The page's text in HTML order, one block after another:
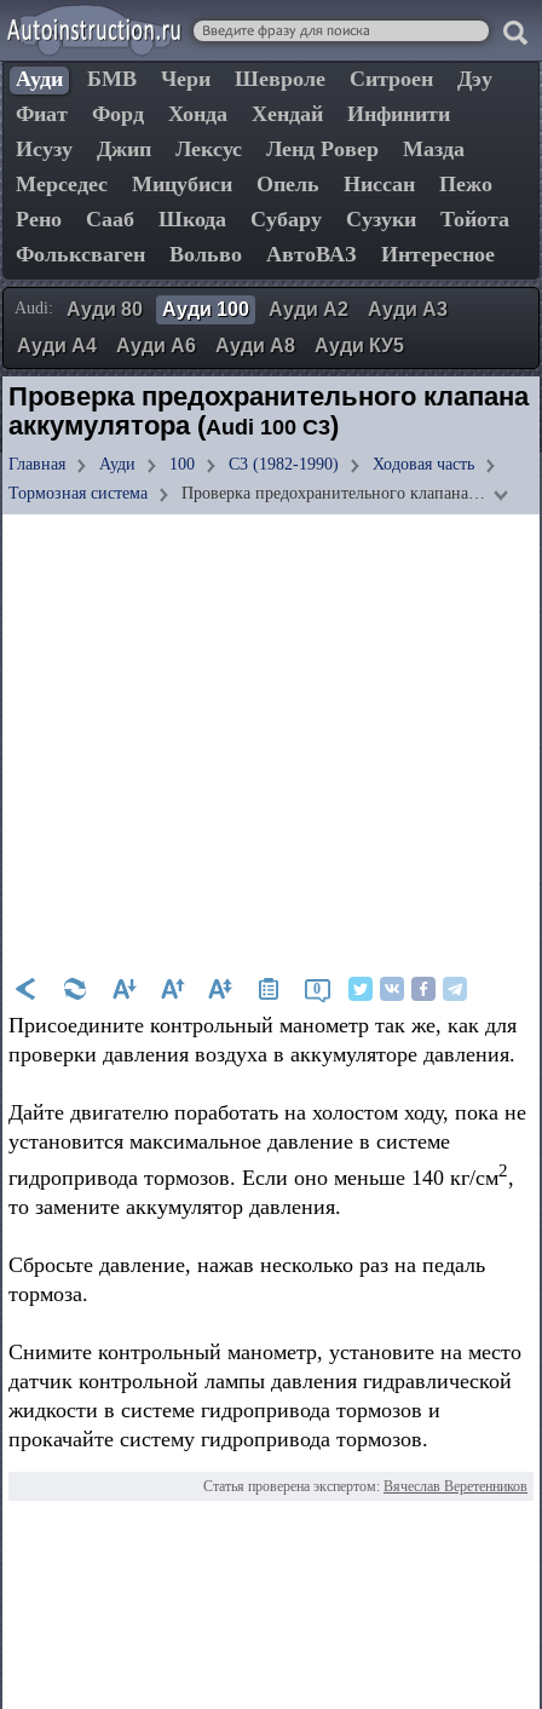
Ауди БМВ Чери Шевроле Ситроен
Дэу
Фиат
Форд Хонда Хендай
Инфинити
Исузу
Джип Лексус Ленд Ровер
Мазда
Мерседес
Мицубиси Опель Ниссан
Пежо
Рено
Сааб Шкода Субару Сузуки
Тойота
Фольксваген
Вольво АвтоВАЗ Интересное
Audi: Ауди 80 Ауди 100 Ауди А2
Ауди А3
Ауди А4
Ауди А6 Ауди А8 Ауди КУ5
Проверка предохранительного клапана
аккумулятора (Audi 100 C3)
Главная Ауди 100 C3 (1982-1990)
Ходовая часть
Тормозная система
Проверка предохранительного клапана…
0
Присоедините контрольный манометр так же, как для
проверки давления воздуха в аккумуляторе давления.
Дайте двигателю поработать на холостом ходу, пока не
установится максимальное давление в системе
гидропривода тормозов. Если оно меньше 140 кг/см2,
то замените аккумулятор давления.
Сбросьте давление, нажав несколько раз на педаль
тормоза.
Снимите контрольный манометр, установите на место
датчик контрольной лампы давления гидравлической
жидкости в системе гидропривода тормозов и
прокачайте систему гидропривода тормозов.
Статья проверена экспертом: Вячеслав Веретенников